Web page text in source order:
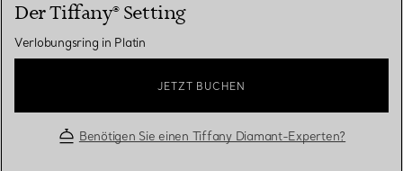
Der Tiffany® Setting
Verlobungsring in Platin
JETZT BUCHEN
Benötigen Sie einen Tiffany Diamant-Experten?